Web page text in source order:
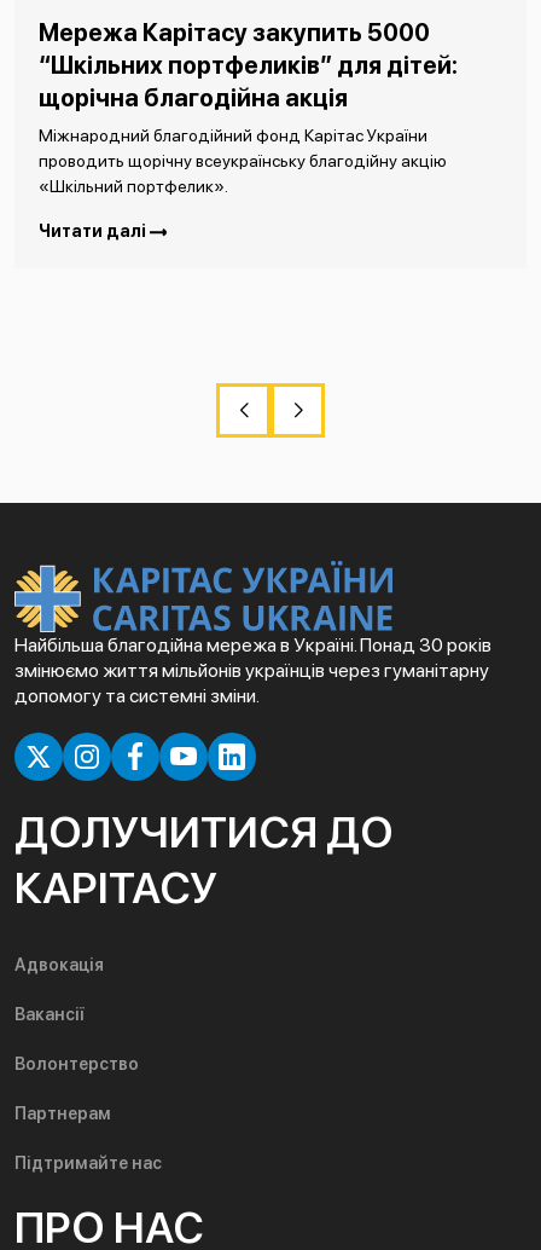
Мережа Карітасу закупить 5000
“Шкільних портфеликів” для дітей:
щорічна благодійна акція
Міжнародний благодійний фонд Карітас України
проводить щорічну всеукраїнську благодійну акцію
«Шкільний портфелик».
Читати далі
Найбільша благодійна мережа в Україні. Понад 30 років
змінюємо життя мільйонів українців через гуманітарну
допомогу та системні зміни.
ДОЛУЧИТИСЯ ДО
КАРІТАСУ
Адвокація
Вакансії
Волонтерство
Партнерам
Підтримайте нас
ПРО НАС